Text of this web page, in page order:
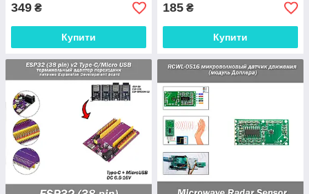
349 ₴
Купити
185 ₴
Купити